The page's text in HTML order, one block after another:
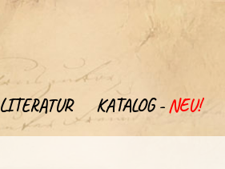
LITERATUR KATALOG -NEU!